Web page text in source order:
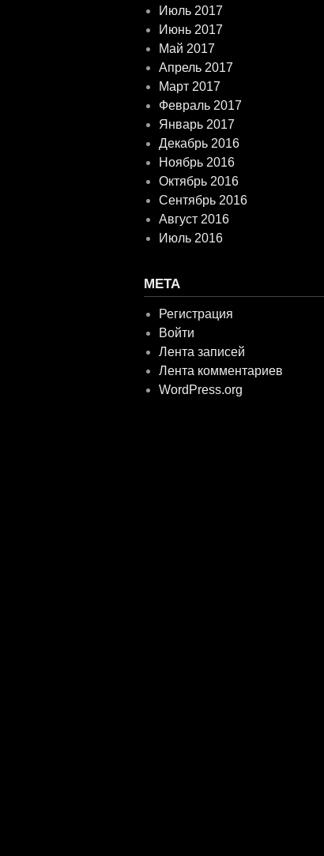
Июль 2017
Июнь 2017
Май 2017
Апрель 2017
Март 2017
Февраль 2017
Январь 2017
Декабрь 2016
Ноябрь 2016
Октябрь 2016
Сентябрь 2016
Август 2016
Июль 2016
МЕТА
Регистрация
Войти
Лента записей
Лента комментариев
WordPress.org